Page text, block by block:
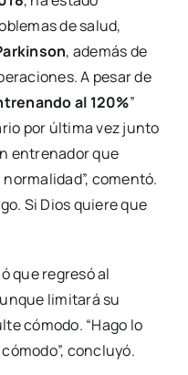
de salud,
, además de
A pesar de
al 120%”
por última vez junto
entrenador que
comentó.
Si Dios quiere que
que regresó al
limitará su
cómodo. “Hago lo
concluyó.